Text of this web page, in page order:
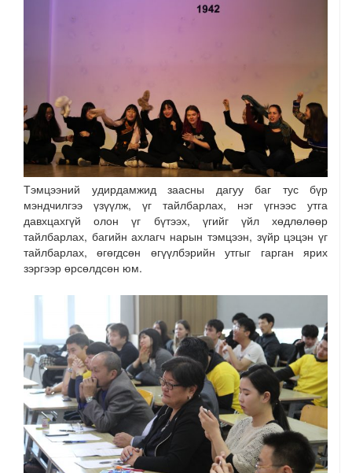
Тэмцээний удирдамжид заасны дагуу баг тус бүр
мэндчилгээ үзүүлж, үг тайлбарлах, нэг үгнээс утга
давхцахгүй олон үг бүтээх, үгийг үйл хөдлөлөөр
тайлбарлах, багийн ахлагч нарын тэмцээн, зүйр цэцэн үг
тайлбарлах, өгөгдсөн өгүүлбэрийн утгыг гарган ярих
зэргээр өрсөлдсөн юм.